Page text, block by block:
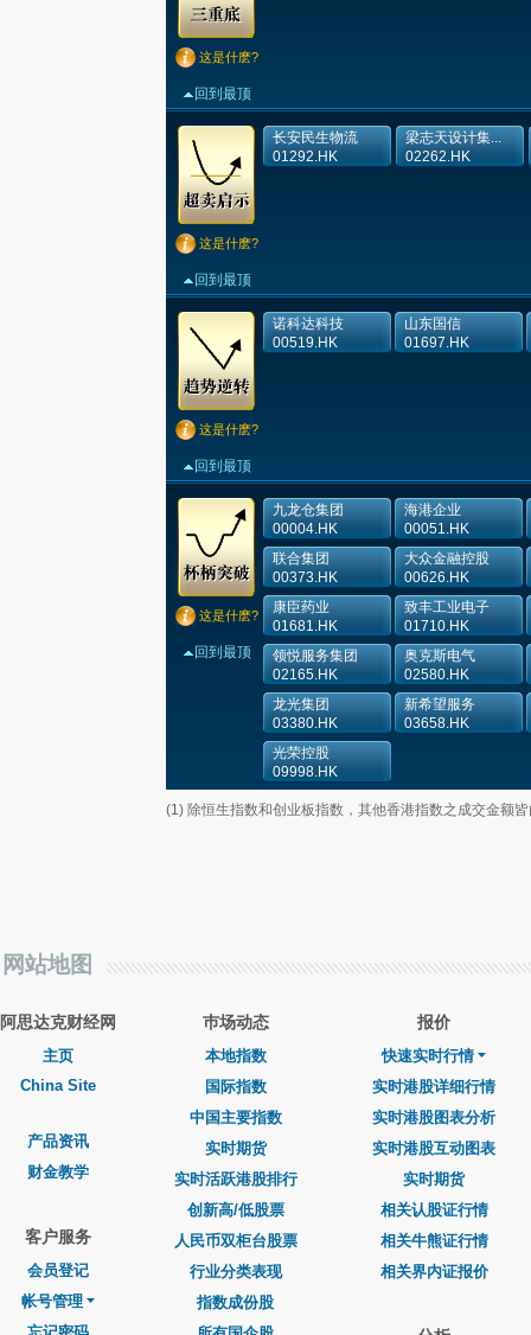
这是什麽?
回到最顶
这是什麽?
回到最顶
长安民生物流
01292.HK
梁志天设计集...
02262.HK
这是什麽?
回到最顶
诺科达科技
00519.HK
山东国信
01697.HK
这是什麽?
回到最顶
九龙仓集团
00004.HK
海港企业
00051.HK
联合集团
00373.HK
大众金融控股
00626.HK
康臣药业
01681.HK
致丰工业电子
01710.HK
领悦服务集团
02165.HK
奥克斯电气
02580.HK
龙光集团
03380.HK
新希望服务
03658.HK
光荣控股
09998.HK
(1) 除恒生指数和创业板指数，其他香港指数之成交金额
网站地图
阿思达克财经网
主页
China Site
产品资讯
财金教学
客户服务
会员登记
帐号管理
巿场动态
本地指数
国际指数
中国主要指数
实时期货
实时活跃港股排行
创新高/低股票
人民币双柜台股票
行业分类表现
指数成份股
报价
快速实时行情
实时港股详细行情
实时港股图表分析
实时港股互动图表
实时期货
相关认股证行情
相关牛熊证行情
相关界内证报价